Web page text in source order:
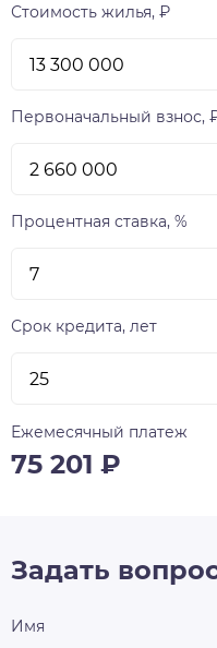
Стоимость жилья, ₽
Первоначальный взнос,
Процентная ставка, %
Срок кредита, лет
Ежемесячный платеж
75 201 ₽
Задать
Имя